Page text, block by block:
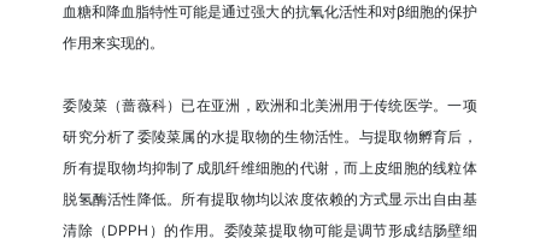
血糖和降血脂特性可能是通过强大的抗氧化活性和对β细胞的保护
作用来实现的。
委陵菜（蔷薇科）已在亚洲，欧洲和北美洲用于传统医学。一项
研究分析了委陵菜属的水提取物的生物活性。与提取物孵育后，
所有提取物均抑制了成肌纤维细胞的代谢，而上皮细胞的线粒体
脱氢酶活性降低。所有提取物均以浓度依赖的方式显示出自由基
清除（DPPH）的作用。委陵菜提取物可能是调节形成结肠壁细